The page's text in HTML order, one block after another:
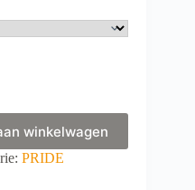
winkelwagen
PRIDE